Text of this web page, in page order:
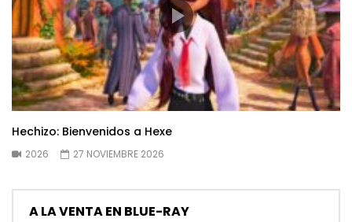
Hechizo: Bienvenidos a Hexe
2026 27 NOVIEMBRE 2026
A LA VENTA EN BLUE-RAY